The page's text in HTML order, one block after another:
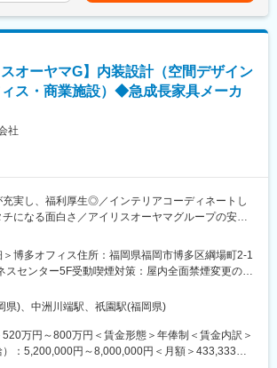
のご事情により、転勤免除制度が適用できます。
中学生に上がる迄、2人目以降も適用可）
施設／福祉施設等
方を実現するための商品起案を行えること
セについて：
働く環境・学ぶ環境が大きく変わり、働くニーズ
校や公共施設の空間デザインを行っております。ス
て新しいことにチャレンジする。そんな社風の会
成長し続けることにやりがいをもって取り組める
います。
について：
マグループは家電、法人向けLED照明、日用雑貨
・製造しているメーカーです。そのうち、当社は法
スオーヤマG】内装設計（空間デザイン
ス・商業施設）◆急成長家具メーカ
社
充実し、福利厚生◎／インテリアコーディネートし
になる面白さ／アイリスオーヤマグループの安定
・福祉施設・公共施設向け家具の総合メーカーに
デザイン（内装工事含む）をご担当いただきます。
スデザイン・設計・提案を行っていただきます。
う適切なレイアウト・家具選定・空間の提案
＞博多オフィス住所：福岡県福岡市博多区綱場町2‐1
スセンター5F受動喫煙対策：屋内全面禁煙変更の範
る事業所
県)、中洲川端駅、祇園駅(福岡県)
520万円～800万円＜賃金形態＞年俸制＜賃金内訳＞
：5,200,000円～8,000,000円＜月額＞433,333円